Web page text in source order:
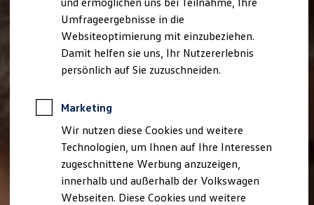
Elektromobilität
Elektroautos
ID. Tutorials
Elektrofahrzeugkonzepte
ID. EVERY1
Reichweite
Rekuperation
Laden unterwegs
Laden Zuhause
Ladestationen finden
Ladezeitensimulator
Batterie
Sicherheit
Umfrageergebnisse in die
Websiteoptimierung mit einzubeziehen.
Damit helfen sie uns, Ihr Nutzererlebnis
persönlich auf Sie zuzuschneiden.
Marketing
Wir nutzen diese Cookies und weitere
Technologien, um Ihnen auf Ihre Interessen
zugeschnittene Werbung anzuzeigen,
innerhalb und außerhalb der Volkswagen
Webseiten. Diese Cookies und weitere